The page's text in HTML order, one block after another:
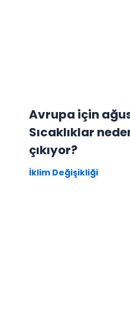
Avrupa için
Sıcaklıklar
çıkıyor?
İklim Değişikliği